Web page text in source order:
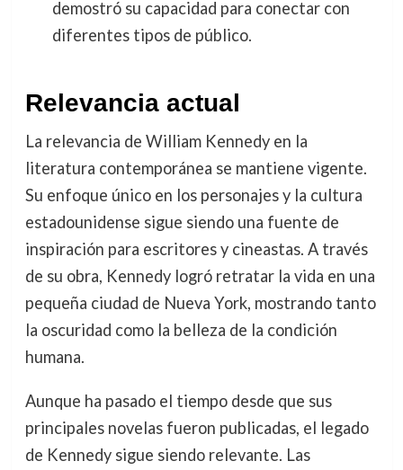
demostró su capacidad para conectar con
diferentes tipos de público.
Relevancia actual
La relevancia de William Kennedy en la
literatura contemporánea se mantiene vigente.
Su enfoque único en los personajes y la cultura
estadounidense sigue siendo una fuente de
inspiración para escritores y cineastas. A través
de su obra, Kennedy logró retratar la vida en una
pequeña ciudad de Nueva York, mostrando tanto
la oscuridad como la belleza de la condición
humana.
Aunque ha pasado el tiempo desde que sus
principales novelas fueron publicadas, el legado
de Kennedy sigue siendo relevante. Las